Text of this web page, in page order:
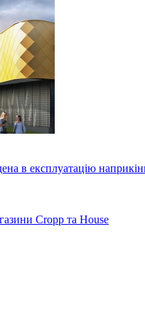
в експлуатацію
Cropp та House